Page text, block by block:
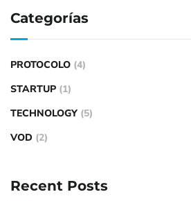
Categorías
PROTOCOLO (4)
STARTUP (1)
TECHNOLOGY (5)
VOD (2)
Recent Posts